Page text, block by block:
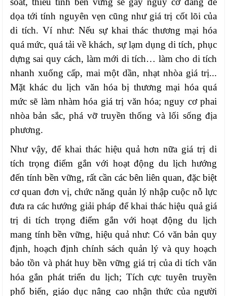
dọa tới tính nguyên vẹn cũng như giá trị cốt lõi của
di tích. Ví như: Nếu sự khai thác thương mại hóa
quá mức, quá tải về khách, sự lạm dụng di tích, phục
dựng sai quy cách, làm mới di tích… làm cho di tích
nhanh xuống cấp, mai một dần, nhạt nhòa giá trị...
Mặt khác du lịch văn hóa bị thương mại hóa quá
mức sẽ làm nhàm hóa giá trị văn hóa; nguy cơ phai
nhòa bản sắc, phá vỡ truyền thống và lối sống địa
phương.
Như vậy, để khai thác hiệu quả hơn nữa giá trị di
tích trọng điểm gắn với hoạt động du lịch hướng
đến tính bền vững, rất cần các bên liên quan, đặc biệt
cơ quan đơn vị, chức năng quản lý nhập cuộc nỗ lực
đưa ra các hướng giải pháp để khai thác hiệu quả giá
trị di tích trọng điểm gắn với hoạt động du lịch
mang tính bền vững, hiệu quả như: Có văn bản quy
định, hoạch định chính sách quản lý và quy hoạch
bảo tồn và phát huy bền vững giá trị của di tích văn
hóa gắn phát triển du lịch; Tích cực tuyên truyền
phổ biến, giáo dục nâng cao nhận thức của người